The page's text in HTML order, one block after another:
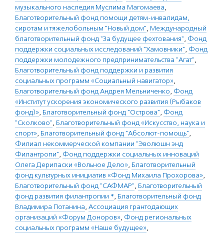
музыкального наследия Муслима Магомаева,
Благотворительный фонд помощи детям-инвалидам,
сиротам и тяжелобольным "Новый дом", Международный
благотворительный фонд "За будущее фехтования", Фонд
поддержки социальных исследований "Хамовники", Фонд
поддержки молодежного предпринимательства "Агат",
Благотворительный фонд поддержки и развития
социальных программ «Социальный навигатор»,
Благотворительный фонд Андрея Мельниченко, Фонд
«Институт ускорения экономического развития (Рыбаков
фонд)», Благотворительный фонд "Острова", Фонд
"Сколково", Благотворительный фонд «Искусство, наука и
спорт», Благотворительный фонд "Абсолют-помощь",
Филиал некоммерческой компании "Эволюшн энд
Филантропи", Фонд поддержки социальных инноваций
Олега Дерипаски «Вольное Дело», Благотворительный
фонд культурных инициатив «Фонд Михаила Прохорова»,
Благотворительный фонд "САФМАР", Благотворительный
фонд развития филантропии *, Благотворительный фонд
Владимира Потанина, Ассоциация грантодающих
организаций «Форум Доноров», Фонд региональных
социальных программ «Наше будущее»,